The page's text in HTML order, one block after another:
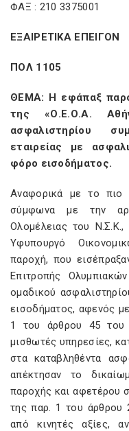
ΦΑΞ : 210 3375001
ΕΞΑΙΡΕΤΙΚΑ ΕΠΕΙΓΟΝ
ΠΟΛ 1105
ΘΕΜΑ: Η εφάπαξ
της «Ο.Ε.Ο.Α.
ασφαλιστηρίου
εταιρείας με
φόρο εισοδήματος.
Αναφορικά με το πιο
σύμφωνα με την
Ολομέλειας του
Υφυπουργό
παροχή, που
Επιτροπής
ομαδικού
εισοδήματος, αφενός
1 του άρθρου 45 του
μισθωτές υπηρεσίες,
στα καταβληθέντα
απέκτησαν το
παροχής και αφετέρου
της παρ. 1 του άρθρου
από κινητές αξίες,